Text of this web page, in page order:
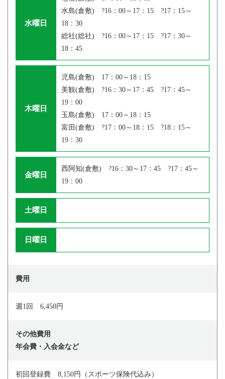
水曜日
水島(倉敷) ?16：00～17：15 ?17：15～
18：30
総社(総社) ?16：00～17：15 ?17：30～
18：45
木曜日
児島(倉敷) 17：00～18：15
美観(倉敷) ?16：30～17：45 ?17：45～
19：00
玉島(倉敷) 17：00～18：15
富田(倉敷) ?17：00～18：15 ?18：15～
19：30
金曜日
西阿知(倉敷) ?16：30～17：45 ?17：45～
19：00
土曜日
日曜日
費用
週1回 6,450円
その他費用
年会費・入会金など
初回登録費 8,150円（スポーツ保険代込み）